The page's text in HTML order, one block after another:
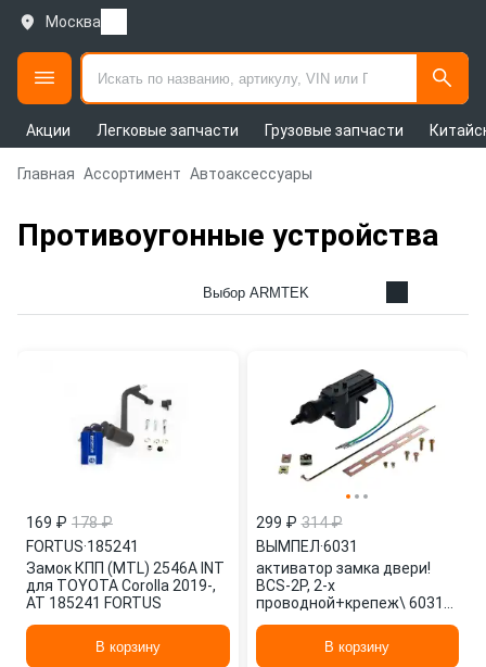
Москва
Акции Легковые запчасти Грузовые запчасти
Главная Ассортимент Автоаксессуары
Противоугонные устройства
Выбор ARMTEK
169 ₽ 178 ₽
FORTUS·185241
Замок КПП (MTL) 2546A INT
для TOYOTA Corolla 2019-,
AT 185241 FORTUS
В корзину
299 ₽ 314 ₽
ВЫМПЕЛ·6031
активатор замка двери!
BCS-2P, 2-х
проводной+крепеж\ 6031
В корзину